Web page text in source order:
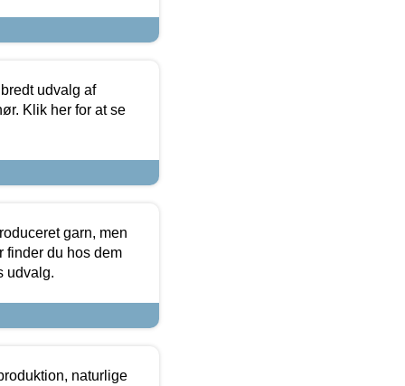
udvalg af
Klik her for at se
garn, men
finder du hos dem
udvalg.
naturlige